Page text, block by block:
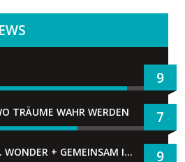
9
TRÄUME WAHR WERDEN 7
SUPER MARIO BROS. WONDER + GEMEINSAM IM BELLABEL-PARK 9